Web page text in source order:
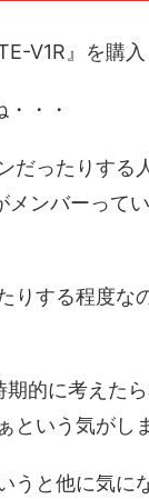
V1R』を購入
・・
だったりする
ンバーって
りする程度な
的に考えた
という気がし
うと他に気に